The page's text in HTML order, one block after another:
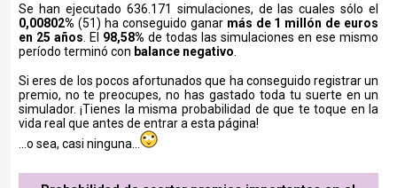
Se han ejecutado 636.171 simulaciones, de las cuales sólo el
0,00802% (51) ha conseguido ganar más de 1 millón de euros
en 25 años . El 98,58% de todas las simulaciones en ese mismo
período terminó con balance negativo
Si eres de los pocos afortunados que ha conseguido registrar un
premio, no te preocupes, no has gastado toda tu suerte en un
simulador. ¡Tienes la misma probabilidad de que te toque en la
vida real que antes de entrar a esta página!
...o sea, casi ninguna...